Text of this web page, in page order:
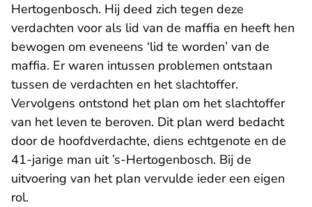
Hertogenbosch. Hij deed zich tegen deze
verdachten voor als lid van de maffia en heeft hen
bewogen om eveneens ‘lid te worden’ van de
maffia. Er waren intussen problemen ontstaan
tussen de verdachten en het slachtoffer.
Vervolgens ontstond het plan om het slachtoffer
van het leven te beroven. Dit plan werd bedacht
door de hoofdverdachte, diens echtgenote en de
41-jarige man uit ’s-Hertogenbosch. Bij de
uitvoering van het plan vervulde ieder een eigen
rol.